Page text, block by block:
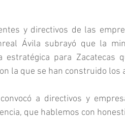
y directivos de las
Ávila subrayó que la
estratégica para Zacatecas
la que se han construido los
a directivos y
que hablemos con